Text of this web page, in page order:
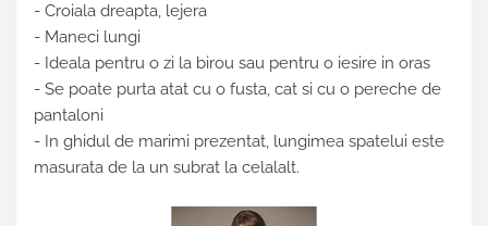
- Croiala dreapta, lejera
- Maneci lungi
- Ideala pentru o zi la birou sau pentru o iesire in oras
- Se poate purta atat cu o fusta, cat si cu o pereche de
pantaloni
- In ghidul de marimi prezentat, lungimea spatelui este
masurata de la un subrat la celalalt.